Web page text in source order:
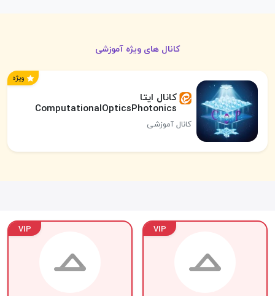
کانال های ویژه آموزشی
ویژه
کانال ایتا
ComputationalOpticsPhotonics
کانال آموزشی
VIP
VIP